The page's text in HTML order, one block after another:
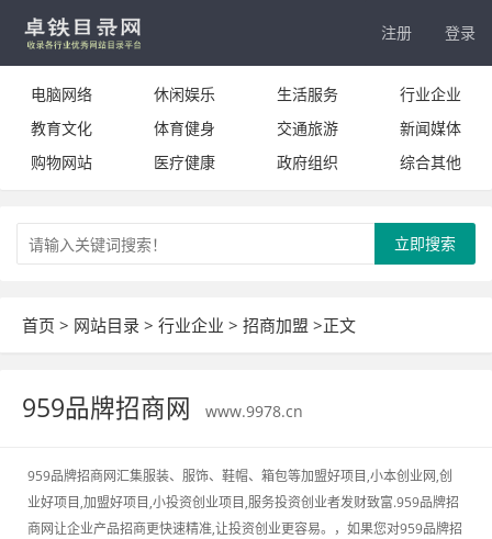
注册 登录
电脑网络 休闲娱乐 生活服务
行业企业
教育文化
体育健身 交通旅游
新闻媒体
购物网站
医疗健康 政府组织 综合其他
立即搜索
首页 > 网站目录 > 行业企业 > 招商加盟 >正文
959品牌招商网 www.9978.cn
959品牌招商网汇集服装、服饰、鞋帽、箱包等加盟好项目,小本创业网,创
业好项目,加盟好项目,小投资创业项目,服务投资创业者发财致富.959品牌招
商网让企业产品招商更快速精准,让投资创业更容易。，如果您对959品牌招